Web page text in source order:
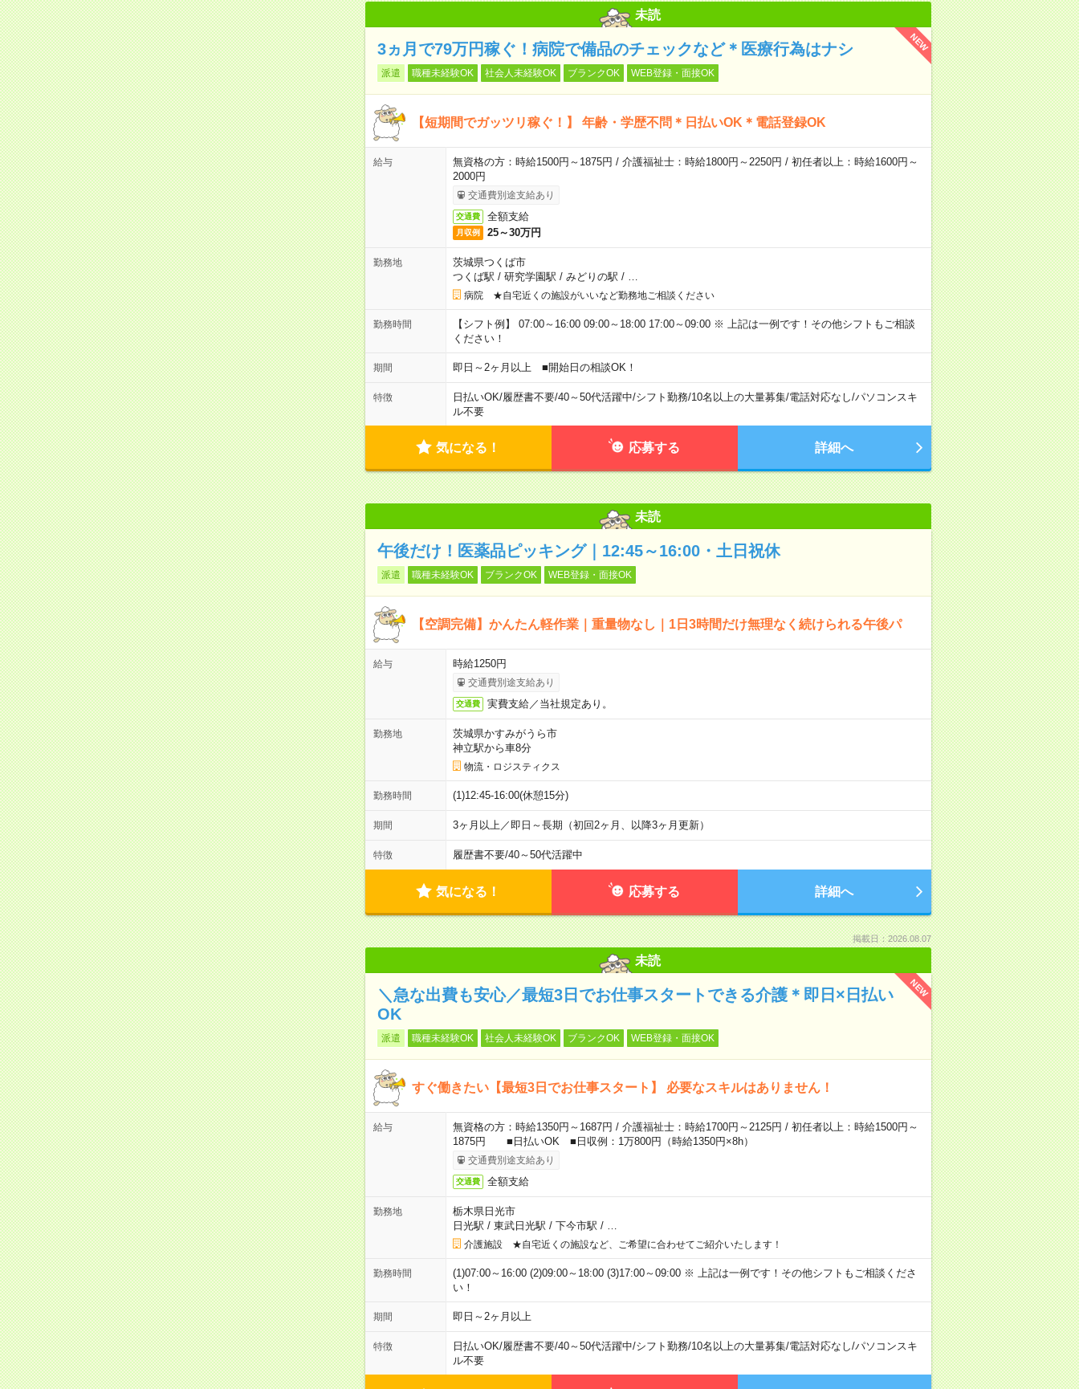
未読
NEW
3ヵ月で79万円稼ぐ！病院で備品のチェックなど＊医療行為はナシ
派遣 職種未経験OK 社会人未経験OK ブランクOK WEB登録・面接OK
【短期間でガッツリ稼ぐ！】 年齢・学歴不問＊日払いOK＊電話登録OK
給与
無資格の方：時給1500円～1875円 / 介護福祉士：時給1800円～2250円 / 初任者以上：時給1600円～
2000円
交通費別途支給あり
交通費 全額支給
月収例 25～30万円
勤務地
茨城県つくば市
つくば駅 / 研究学園駅 / みどりの駅 /
病院 ★自宅近くの施設がいいなど勤務地ご相談ください
勤務時間
【シフト例】 07:00～16:00 09:00～18:00 17:00～09:00 ※ 上記は一例です！その他シフトもご相談
ください！
期間 即日～2ヶ月以上 ■開始日の相談OK！
特徴 日払いOK/履歴書不要/40～50代活躍中/シフト勤務/10名以上の大量募集/電話対応なし/パソコンスキ
ル不要
気になる！ 応募する 詳細へ
未読
午後だけ！医薬品ピッキング｜12:45～16:00・土日祝休
派遣 職種未経験OK ブランクOK WEB登録・面接OK
【空調完備】かんたん軽作業｜重量物なし｜1日3時間だけ無理なく続けられる午後パ
給与 時給1250円
交通費別途支給あり
交通費 実費支給／当社規定あり。
勤務地
茨城県かすみがうら市
神立駅から車8分
物流・ロジスティクス
勤務時間 (1)12:45-16:00(休憩15分)
期間 3ヶ月以上／即日～長期（初回2ヶ月、以降3ヶ月更新）
特徴 履歴書不要/40～50代活躍中
気になる！ 応募する 詳細へ
掲載日：2026.08.07
未読
NEW
＼急な出費も安心／最短3日でお仕事スタートできる介護＊即日×日払い
OK
派遣 職種未経験OK 社会人未経験OK ブランクOK WEB登録・面接OK
すぐ働きたい【最短3日でお仕事スタート】 必要なスキルはありません！
給与
無資格の方：時給1350円～1687円 / 介護福祉士：時給1700円～2125円 / 初任者以上：時給1500円～
1875円 ■日払いOK ■日収例：1万800円（時給1350円×8h）
交通費別途支給あり
交通費 全額支給
勤務地
栃木県日光市
日光駅 / 東武日光駅 / 下今市駅 /
介護施設 ★自宅近くの施設など、ご希望に合わせてご紹介いたします！
勤務時間
(1)07:00～16:00 (2)09:00～18:00 (3)17:00～09:00 ※ 上記は一例です！その他シフトもご相談くださ
い！
期間 即日～2ヶ月以上
特徴 日払いOK/履歴書不要/40～50代活躍中/シフト勤務/10名以上の大量募集/電話対応なし/パソコンスキ
ル不要